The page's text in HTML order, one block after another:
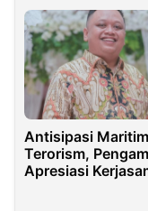
Antisipasi
Terorism,
Apresiasi